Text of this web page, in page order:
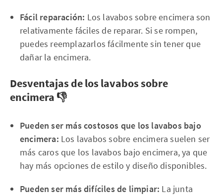
Fácil reparación: Los lavabos sobre encimera son
relativamente fáciles de reparar. Si se rompen,
puedes reemplazarlos fácilmente sin tener que
dañar la encimera.
Desventajas de los lavabos sobre
encimera 👎
Pueden ser más costosos que los lavabos bajo
encimera: Los lavabos sobre encimera suelen ser
más caros que los lavabos bajo encimera, ya que
hay más opciones de estilo y diseño disponibles.
Pueden ser más difíciles de limpiar: La junta